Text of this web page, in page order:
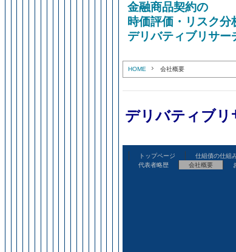
金融商品契約の
時価評価・リスク分
デリバティブリサー
HOME 会社概要
デリバティブリ
トップページ 仕組債の仕組
代表者略歴
会社概要